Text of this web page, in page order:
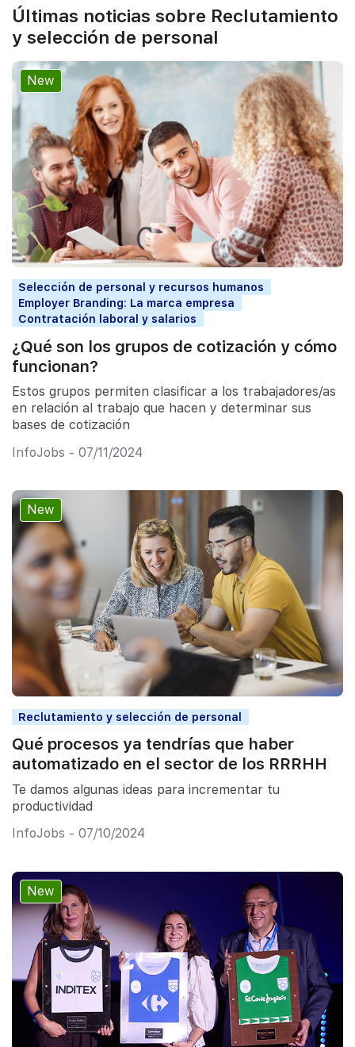
Últimas noticias sobre Reclutamiento
y selección de personal
New
Selección de personal y recursos humanos
Employer Branding: La marca empresa
Contratación laboral y salarios
¿Qué son los grupos de cotización y cómo
funcionan?
Estos grupos permiten clasificar a los trabajadores/as
en relación al trabajo que hacen y determinar sus
bases de cotización
InfoJobs - 07/11/2024
New
Reclutamiento y selección de personal
Qué procesos ya tendrías que haber
automatizado en el sector de los RRRHH
Te damos algunas ideas para incrementar tu
productividad
InfoJobs - 07/10/2024
New